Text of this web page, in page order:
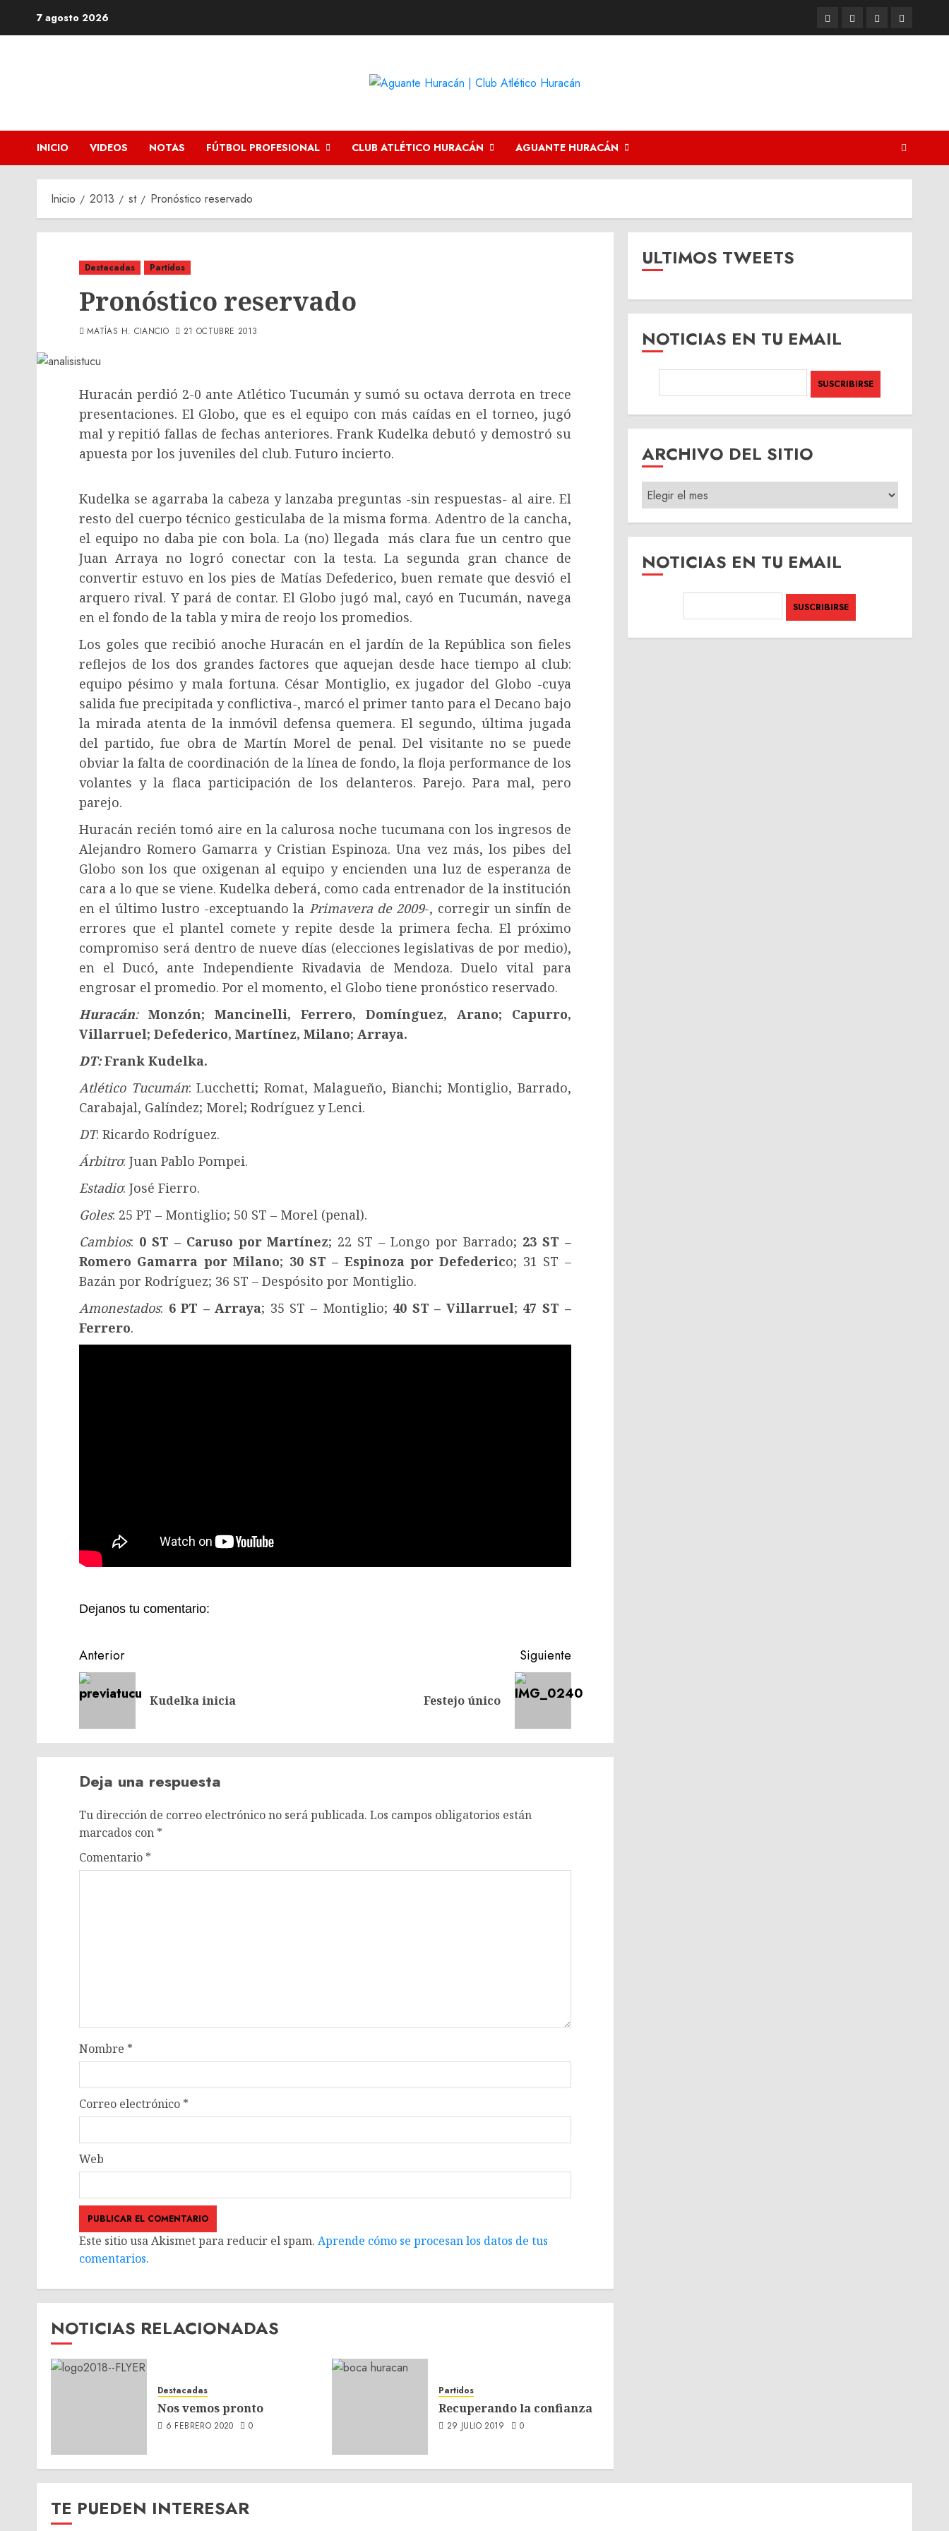
7 agosto 2026 TwitterYoutubeFacebookInstagram
INICIO VIDEOS NOTAS FÚTBOL PROFESIONAL CLUB ATLÉTICO HURACÁN AGUANTE HURACÁN
Inicio 2013 st Pronóstico reservado
Destacadas Partidos
Pronóstico reservado
MATÍAS H. CIANCIO 21 OCTUBRE 2013
Huracán perdió 2-0 ante Atlético Tucumán y sumó su octava derrota en trece
presentaciones. El Globo, que es el equipo con más caídas en el torneo, jugó
mal y repitió fallas de fechas anteriores. Frank Kudelka debutó y demostró su
apuesta por los juveniles del club. Futuro incierto.
Kudelka se agarraba la cabeza y lanzaba preguntas -sin respuestas- al aire. El
resto del cuerpo técnico gesticulaba de la misma forma. Adentro de la cancha,
el equipo no daba pie con bola. La (no) llegada más clara fue un centro que
Juan Arraya no logró conectar con la testa. La segunda gran chance de
convertir estuvo en los pies de Matías Defederico, buen remate que desvió el
arquero rival. Y pará de contar. El Globo jugó mal, cayó en Tucumán, navega
en el fondo de la tabla y mira de reojo los promedios.
Los goles que recibió anoche Huracán en el jardín de la República son fieles
reflejos de los dos grandes factores que aquejan desde hace tiempo al club:
equipo pésimo y mala fortuna. César Montiglio, ex jugador del Globo -cuya
salida fue precipitada y conflictiva-, marcó el primer tanto para el Decano bajo
la mirada atenta de la inmóvil defensa quemera. El segundo, última jugada
del partido, fue obra de Martín Morel de penal. Del visitante no se puede
obviar la falta de coordinación de la línea de fondo, la floja performance de los
volantes y la flaca participación de los delanteros. Parejo. Para mal, pero
parejo.
Huracán recién tomó aire en la calurosa noche tucumana con los ingresos de
Alejandro Romero Gamarra y Cristian Espinoza. Una vez más, los pibes del
Globo son los que oxigenan al equipo y encienden una luz de esperanza de
cara a lo que se viene. Kudelka deberá, como cada entrenador de la institución
en el último lustro -exceptuando la Primavera de 2009-, corregir un sinfín de
errores que el plantel comete y repite desde la primera fecha. El próximo
compromiso será dentro de nueve días (elecciones legislativas de por medio),
en el Ducó, ante Independiente Rivadavia de Mendoza. Duelo vital para
engrosar el promedio. Por el momento, el Globo tiene pronóstico reservado.
Huracán:Monzón; Mancinelli, Ferrero, Domínguez, Arano; Capurro,
Villarruel; Defederico, Martínez, Milano; Arraya.
DT:Frank Kudelka.
Atlético Tucumán: Lucchetti; Romat, Malagueño, Bianchi; Montiglio, Barrado,
Carabajal, Galíndez; Morel; Rodríguez y Lenci.
DT: Ricardo Rodríguez.
Árbitro: Juan Pablo Pompei.
Estadio: José Fierro.
Goles: 25 PT – Montiglio; 50 ST – Morel (penal).
Cambios: 0 ST – Caruso por Martínez; 22 ST – Longo por Barrado; 23 ST –
Romero Gamarra por Milano; 30 ST – Espinoza por Defederico; 31 ST –
Bazán por Rodríguez; 36 ST – Despósito por Montiglio.
Amonestados: 6 PT – Arraya; 35 ST – Montiglio; 40 ST – Villarruel; 47 ST –
Ferrero.
Dejanos tu comentario:
Navegación
de
entradas
Anterior
Kudelka inicia
Siguiente
Festejo único
Deja una respuesta
Tu dirección de correo electrónico no será publicada. Los campos obligatorios están
marcados con *
Comentario *
Nombre *
Correo electrónico *
Web
Este sitio usa Akismet para reducir el spam. Aprende cómo se procesan los datos de tus
comentarios.
NOTICIAS RELACIONADAS
Destacadas
Nos vemos pronto
6 FEBRERO 2020 0
Partidos
Recuperando la confianza
29 JULIO 2019 0
ULTIMOS TWEETS
NOTICIAS EN TU EMAIL
ARCHIVO DEL SITIO
ARCHIVO
DEL
SITIO
NOTICIAS EN TU EMAIL
TE PUEDEN INTERESAR